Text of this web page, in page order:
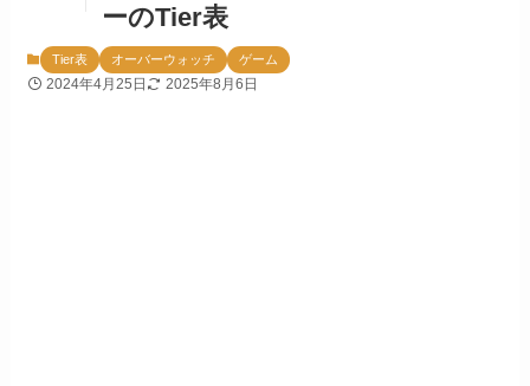
ーのTier表
Tier表 オーバーウォッチ ゲーム
2024年4月25日 2025年8月6日